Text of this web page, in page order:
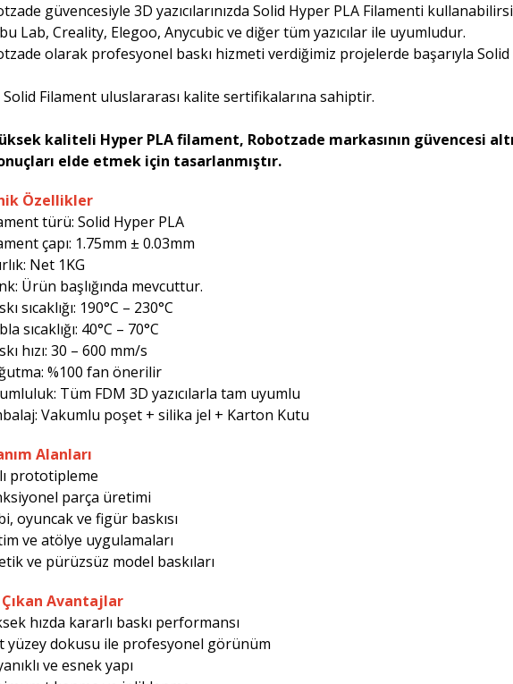
güvencesiyle 3D yazıcılarınızda Solid Hyper PLA Filamenti
Lab, Creality, Elegoo, Anycubic ve diğer tüm yazıcılar ile uyumludur.
olarak profesyonel baskı hizmeti verdiğimiz projelerde başarıyla
Solid Filament uluslararası kalite sertifikalarına sahiptir.
kaliteli Hyper PLA filament, Robotzade markasının güvencesi
elde etmek için tasarlanmıştır.
Özellikler
türü: Solid Hyper PLA
çapı: 1.75mm ± 0.03mm
Net 1KG
Ürün başlığında mevcuttur.
sıcaklığı: 190°C – 230°C
sıcaklığı: 40°C – 70°C
hızı: 30 – 600 mm/s
%100 fan önerilir
Tüm FDM 3D yazıcılarla tam uyumlu
Vakumlu poşet + silika jel + Karton Kutu
Alanları
prototipleme
parça üretimi
oyuncak ve figür baskısı
ve atölye uygulamaları
ve pürüzsüz model baskıları
Avantajlar
hızda kararlı baskı performansı
yüzey dokusu ile profesyonel görünüm
ve esnek yapı